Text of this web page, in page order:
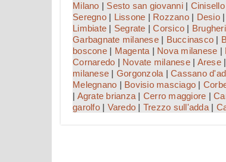
Milano | Sesto san giovanni|
Seregno| Lissone | Rozzano| Desio|
Limbiate | Segrate |Corsico |
Garbagnate milanese| Buccinasco |
boscone| Magenta | Nova milanese |
Cornaredo | Novate milanese| Arese|
milanese | Gorgonzola | Cassano
Melegnano | Bovisio masciago |
| Agrate brianza | Cerro maggiore |
garolfo| Varedo | Trezzo sull'adda|